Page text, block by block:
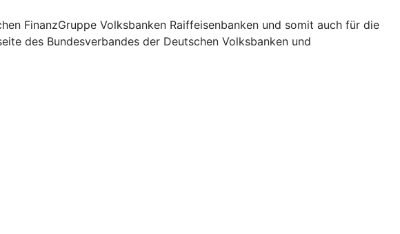
FinanzGruppe Volksbanken Raiffeisenbanken und somit auch für die
des Bundesverbandes der Deutschen Volksbanken und